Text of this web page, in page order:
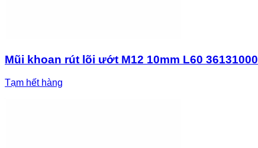
Mũi khoan rút lõi ướt M12 10mm L60 36131000
Tạm hết hàng